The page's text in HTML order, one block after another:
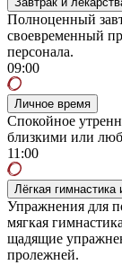
Полноценный
своевременный
персонала.
09:00
Личное время
Спокойное
близкими или
11:00
Лёгкая гимнастика
Упражнения для
мягкая
щадящие
пролежней.